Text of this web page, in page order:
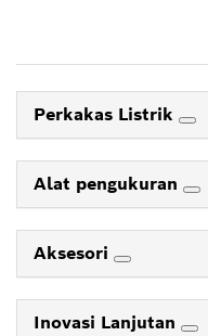
Perkakas Listrik
Alat pengukuran
Aksesori
Inovasi Lanjutan